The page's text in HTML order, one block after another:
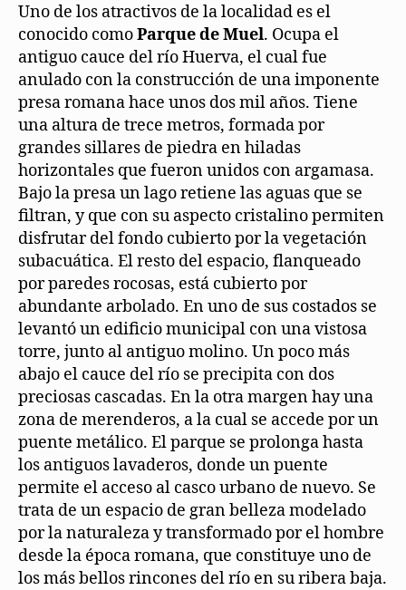
Uno de los atractivos de la localidad es el
conocido comoParque de Muel. Ocupa el
antiguo cauce del río Huerva, el cual fue
anulado con la construcción de una imponente
presa romana hace unos dos mil años. Tiene
una altura de trece metros, formada por
grandes sillares de piedra en hiladas
horizontales que fueron unidos con argamasa.
Bajo la presa un lago retiene las aguas que se
filtran, y que con su aspecto cristalino permiten
disfrutar del fondo cubierto por la vegetación
subacuática. El resto del espacio, flanqueado
por paredes rocosas, está cubierto por
abundante arbolado. En uno de sus costados se
levantó un edificio municipal con una vistosa
torre, junto al antiguo molino. Un poco más
abajo el cauce del río se precipita con dos
preciosas cascadas. En la otra margen hay una
zona de merenderos, a la cual se accede por un
puente metálico. El parque se prolonga hasta
los antiguos lavaderos, donde un puente
permite el acceso al casco urbano de nuevo. Se
trata de un espacio de gran belleza modelado
por la naturaleza y transformado por el hombre
desde la época romana, que constituye uno de
los más bellos rincones del río en su ribera baja.